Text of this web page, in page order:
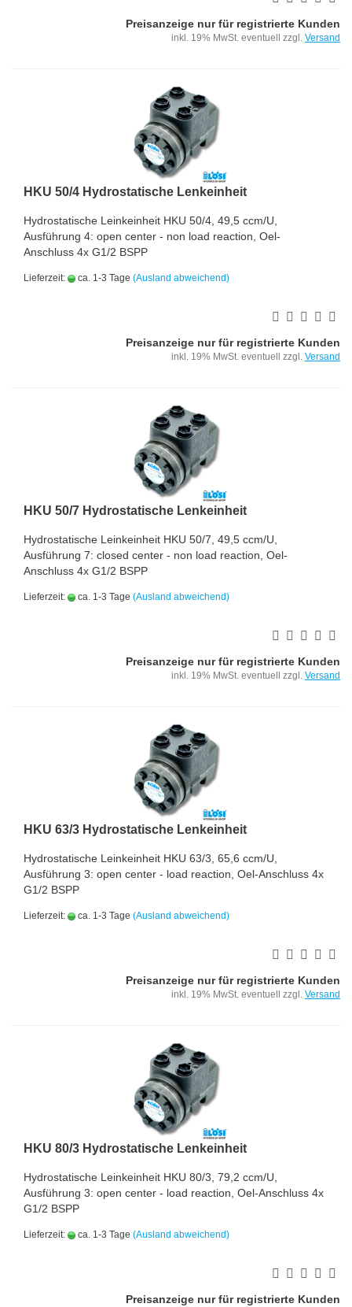
Preisanzeige nur für registrierte Kunden
inkl. 19% MwSt. eventuell zzgl. Versand
HKU 50/4 Hydrostatische Lenkeinheit
Hydrostatische Leinkeinheit HKU 50/4, 49,5 ccm/U,
Ausführung 4: open center - non load reaction, Oel-
Anschluss 4x G1/2 BSPP
Lieferzeit: ca. 1-3 Tage (Ausland abweichend)
Preisanzeige nur für registrierte Kunden
inkl. 19% MwSt. eventuell zzgl. Versand
HKU 50/7 Hydrostatische Lenkeinheit
Hydrostatische Leinkeinheit HKU 50/7, 49,5 ccm/U,
Ausführung 7: closed center - non load reaction, Oel-
Anschluss 4x G1/2 BSPP
Lieferzeit: ca. 1-3 Tage (Ausland abweichend)
Preisanzeige nur für registrierte Kunden
inkl. 19% MwSt. eventuell zzgl. Versand
HKU 63/3 Hydrostatische Lenkeinheit
Hydrostatische Leinkeinheit HKU 63/3, 65,6 ccm/U,
Ausführung 3: open center - load reaction, Oel-Anschluss 4x
G1/2 BSPP
Lieferzeit: ca. 1-3 Tage (Ausland abweichend)
Preisanzeige nur für registrierte Kunden
inkl. 19% MwSt. eventuell zzgl. Versand
HKU 80/3 Hydrostatische Lenkeinheit
Hydrostatische Leinkeinheit HKU 80/3, 79,2 ccm/U,
Ausführung 3: open center - load reaction, Oel-Anschluss 4x
G1/2 BSPP
Lieferzeit: ca. 1-3 Tage (Ausland abweichend)
Preisanzeige nur für registrierte Kunden